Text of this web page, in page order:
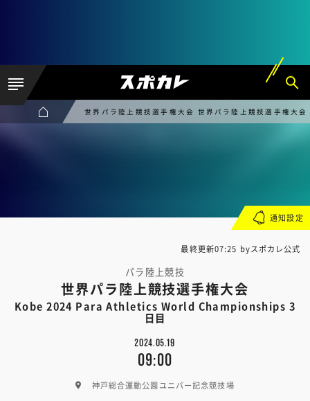
世界パラ陸上競技選手権大会 世界パラ陸上競技選手
最終更新07:25 byスポカレ公式
パラ陸上競技
世界パラ陸上競技選手権大会
Kobe 2024 Para Athletics World Championships 3
日目
2024.05.19
09:00
神戸総合運動公園ユニバー記念競技場
通知設定